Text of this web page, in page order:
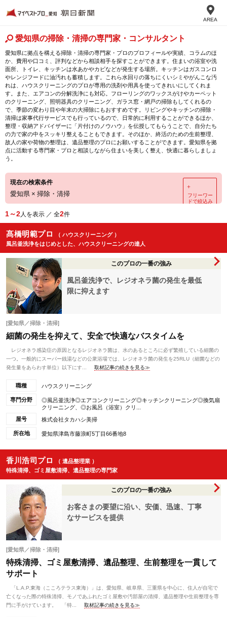
AREA
愛知県の掃除・清掃の専門家・コンサルタント
愛知県に拠点を構える掃除・清掃の専門家・プロのプロフィールや実績、コラムのほ
か、費用や口コミ、評判などから相談相手を探すことができます。住まいの浴室や洗
面所、トイレ、キッチンは水あかやカビなどが発生する場所。キッチンはガスコンロ
やレンジフードに油汚れも蓄積します。これら水回りの落ちにくいシミやがんこな汚
れは、ハウスクリーニングのプロが専用の洗剤や用具を使ってきれいにしてくれま
す。また、エアコンの分解洗浄にも対応。フローリングのワックスがけやカーペット
のクリーニング、照明器具のクリーニング、ガラス窓・網戸の掃除もしてくれるの
で、季節の変わり目や年末の大掃除にもおすすめです。リビングやキッチンの掃除・
清掃は家事代行サービスでも行っているので、日常的に利用することができるほか、
整理・収納アドバイザーに「片付けのノウハウ」を伝授してもらうことで、自分たち
の力で家の中をスッキリ整えることもできます。そのほか、終活のための生前整理、
故人の家や荷物の整理は、遺品整理のプロにお願いすることができます。愛知県を拠
点に活動する専門家・プロと相談しながら住まいを美しく整え、快適に暮らしましょ
う。
現在の検索条件
愛知県 × 掃除・清掃
＋
フリーワー
ドで絞込み
1～2人を表示 ／ 全2件
髙橋明範プロ
（ ハウスクリーニング ）
風呂釜洗浄をはじめとした、ハウスクリーニングの達人
このプロの一番の強み
風呂釜洗浄で、レジオネラ菌の発生を最低
限に抑えます
[愛知県／掃除・清掃]
細菌の発生を抑えて、安全で快適なバスタイムを
レジオネラ感染症の原因となるレジオネラ菌は、水のあるところに必ず繁殖している細菌の
一つ。一般的にスーパー銭湯などの公衆浴場では、レジオネラ菌の発生を25RLU（細菌などの
発生量をあらわす単位）以下にす...
取材記事の続きを見る≫
職種 ハウスクリーニング
専門分野
◎風呂釜洗浄◎エアコンクリーニング◎キッチンクリーニング◎換気扇
クリーニング、◎お風呂（浴室）クリ...
屋号
株式会社タカハシ美掃
所在地 愛知県津島市藤浪町5丁目66番地8
香川浩司プロ
（ 遺品整理業 ）
特殊清掃、ゴミ屋敷清掃、遺品整理の専門家
このプロの一番の強み
お客さまの要望に沿い、安価、迅速、丁寧
なサービスを提供
[愛知県／掃除・清掃]
特殊清掃、ゴミ屋敷清掃、遺品整理、生前整理を一貫して
サポート
「L.A.P.東海（こころテラス東海）」は、愛知県、岐阜県、三重県を中心に、住人が自宅で
亡くなった際の特殊清掃、モノであふれたゴミ屋敷や汚部屋の清掃、遺品整理や生前整理を専
門に手がけています。 「特...
取材記事の続きを見る≫